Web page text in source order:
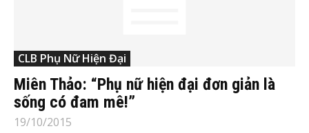
CLB Phụ Nữ Hiện Đại
Miên Thảo: “Phụ nữ hiện đại đơn giản là
sống có đam mê!”
19/10/2015